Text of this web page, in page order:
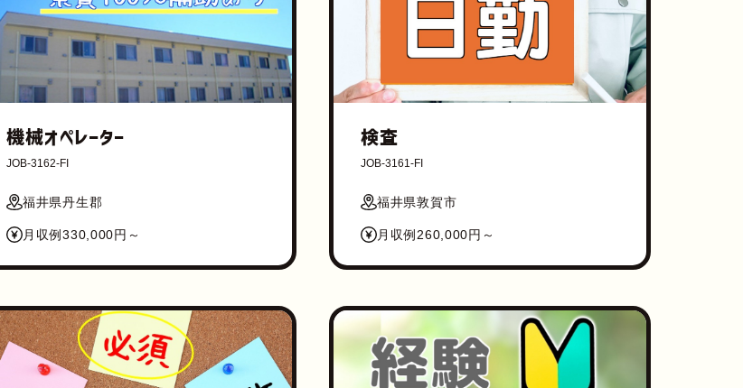
機械オペレーター
JOB-3162-FI
福井県丹生郡
月収例330,000円～
検査
JOB-3161-FI
福井県敦賀市
月収例260,000円～